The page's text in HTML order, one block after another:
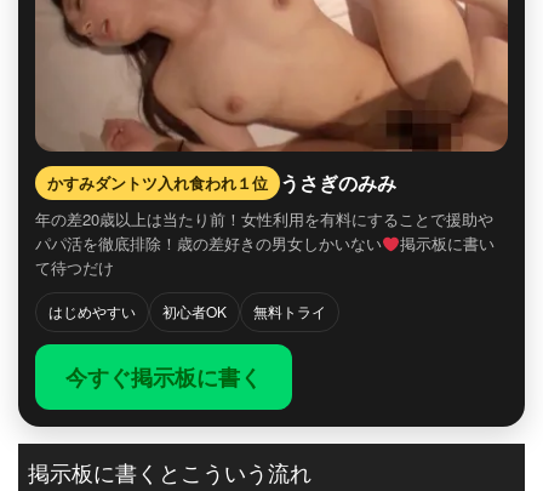
かすみダントツ入れ食われ１位 うさぎのみみ
年の差20歳以上は当たり前！女性利用を有料にすることで援助や
パパ活を徹底排除！歳の差好きの男女しかいない
掲示板に書い
て待つだけ
はじめやすい 初心者OK 無料トライ
今すぐ掲示板に書く
掲示板に書くとこういう流れ